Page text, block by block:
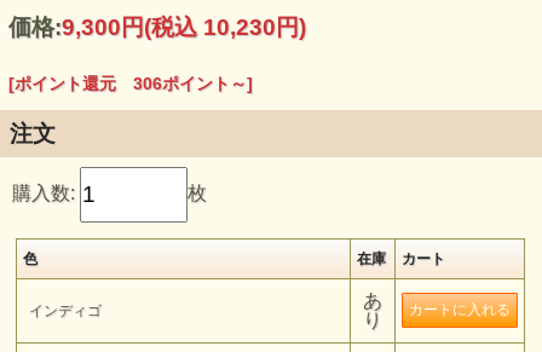
モデル身長：159cm, 173cm（インディゴ、マクガ、麻炭グ
レー着用）
価格:9,300円(税込 10,230円)
[ポイント還元 306ポイント～]
注文
購入数: 枚
色 在庫 カート
インディゴ
あ
り